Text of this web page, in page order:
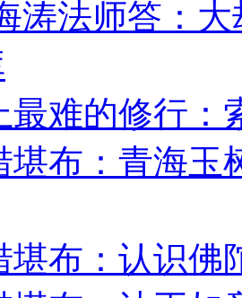
涛法师答：
最难的修行：
堪布：青海玉
堪布：认识佛